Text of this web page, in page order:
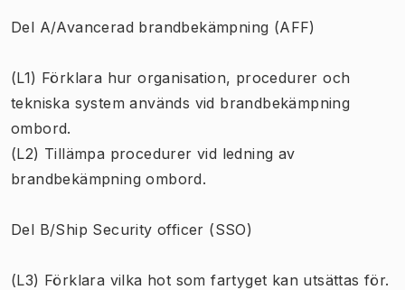
Del A/Avancerad brandbekämpning (AFF)
(L1) Förklara hur organisation, procedurer och
tekniska system används vid brandbekämpning
ombord.
(L2) Tillämpa procedurer vid ledning av
brandbekämpning ombord.
Del B/Ship Security officer (SSO)
(L3) Förklara vilka hot som fartyget kan utsättas för.